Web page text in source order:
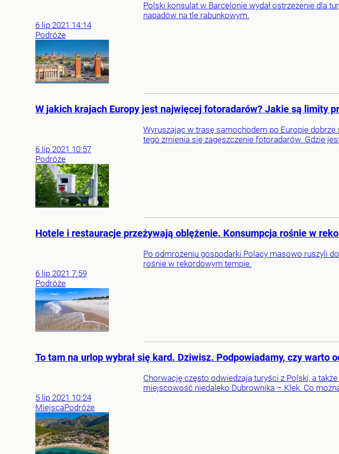
Polski konsulat w Barcelonie wydał ostrzeżenie dla
napadów na tle rabunkowym.
6 lip 2021 14:14
Podróże
W jakich krajach Europy jest najwięcej fotoradarów? Jakie są limity
Wyruszając w trasę samochodem po Europie
tego zmienia się zagęszczenie fotoradarów. Gdzie
6 lip 2021 10:57
Podróże
Hotele i restauracje przeżywają oblężenie. Konsumpcja rośnie w
Po odmrożeniu gospodarki Polacy masowo ruszyli
rośnie w rekordowym tempie.
6 lip 2021 7:59
Podróże
To tam na urlop wybrał się kard. Dziwisz. Podpowiadamy, czy warto
Chorwację często odwiedzają turyści z Polski, a
miejscowość niedaleko Dubrownika – Klek. Co
5 lip 2021 10:24
MiejscaPodróże